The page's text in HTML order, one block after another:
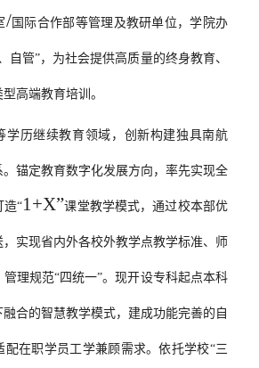
/ 国际合作部等管理及教研单位，学院办
自管”，为社会提供高质量的终身教育、
高端教育培训 。
学历继续教育领域，创新构建独具南航
锚定教育数字化发展方向，率先实现全
造“1+X”课堂教学模式，通过校本部优
实现省内外各校外教学点教学标准、师
理规范“四统一”。现开设专科起点本科
合的智慧教学模式，建成功能完善的自
配在职学员工学兼顾需求。依托学校“三